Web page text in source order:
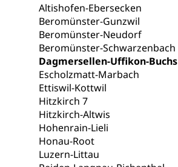
Altishofen-Ebersecken
Beromünster-Gunzwil
Beromünster-Neudorf
Beromünster-Schwarzenbach
Dagmersellen-Uffikon-Buchs
Escholzmatt-Marbach
Ettiswil-Kottwil
Hitzkirch 7
Hitzkirch-Altwis
Hohenrain-Lieli
Honau-Root
Luzern-Littau